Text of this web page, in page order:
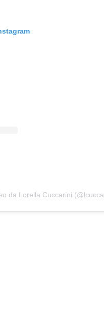
da Lorella Cuccarini